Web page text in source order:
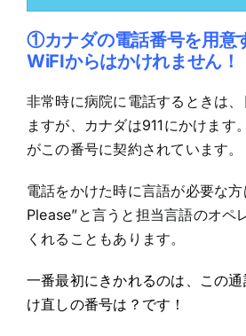
①カナダの電話番号を用意
WiFIからはかけれません！
非常時に病院に電話するときは
ますが、カナダは911にかけます
がこの番号に契約されています。
電話をかけた時に言語が必要な
Please”と言うと担当言語のオペ
くれることもあります。
一番最初にきかれるのは、この
け直しの番号は？です！